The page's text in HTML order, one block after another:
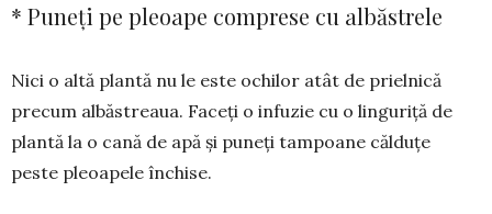
* Puneți pe pleoape comprese cu albăstrele
Nici o altă plantă nu le este ochilor atât de prielnică
precum al­băs­treaua. Faceți o infuzie cu o lin­gu­riță de
plantă la o cană de apă și pu­neți tampoane călduțe
peste pleoa­pele închise.